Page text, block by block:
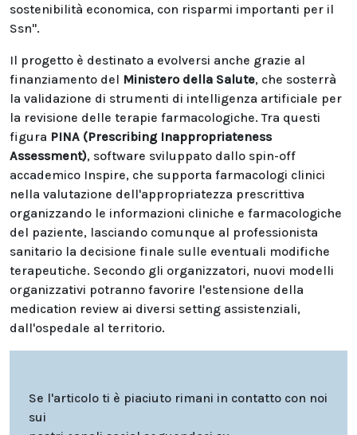
sostenibilità economica, con risparmi importanti per il
Ssn".
Il progetto è destinato a evolversi anche grazie al
finanziamento del Ministero della Salute, che sosterrà
la validazione di strumenti di intelligenza artificiale per
la revisione delle terapie farmacologiche. Tra questi
figura PINA (Prescribing Inappropriateness
Assessment), software sviluppato dallo spin-off
accademico Inspire, che supporta farmacologi clinici
nella valutazione dell'appropriatezza prescrittiva
organizzando le informazioni cliniche e farmacologiche
del paziente, lasciando comunque al professionista
sanitario la decisione finale sulle eventuali modifiche
terapeutiche. Secondo gli organizzatori, nuovi modelli
organizzativi potranno favorire l'estensione della
medication review ai diversi setting assistenziali,
dall'ospedale al territorio.
Se l'articolo ti è piaciuto rimani in contatto con noi
sui